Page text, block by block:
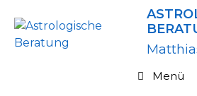
Inhalt
springen
Menü